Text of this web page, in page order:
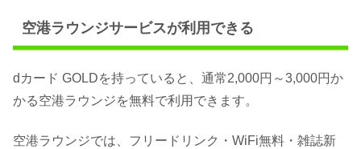
空港ラウンジサービスが利用できる
dカード GOLDを持っていると、通常2,000円～3,000円か
かる空港ラウンジを無料で利用できます。
空港ラウンジでは、フリードリンク・WiFi無料・雑誌新